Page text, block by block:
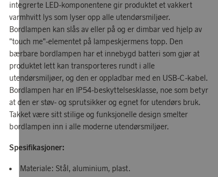
integrerte LED-komponentene gir produktet et vakkert
varmhvitt lys som lyser opp alle utendørsmiljøer.
Bordlampen kan slås av eller på og er dimbar ved hjelp av
"touch me"-elementet på lampeskjermens topp. Den
bærbare bordlampen har et innebygd batteri som gjør at
produktet lett kan transporteres rundt i alle
utendørsmiljøer, og den er oppladbar med en USB-C-kabel.
Bordlampen har en IP54-beskyttelsesklasse, noe som betyr
at den er støv- og sprutsikker og egnet for utendørs bruk.
Takket være sitt stilige og funksjonelle design smelter
bordlampen inn i alle moderne utendørsmiljøer.
Spesifikasjoner:
Materiale: Stål, aluminium, plast.